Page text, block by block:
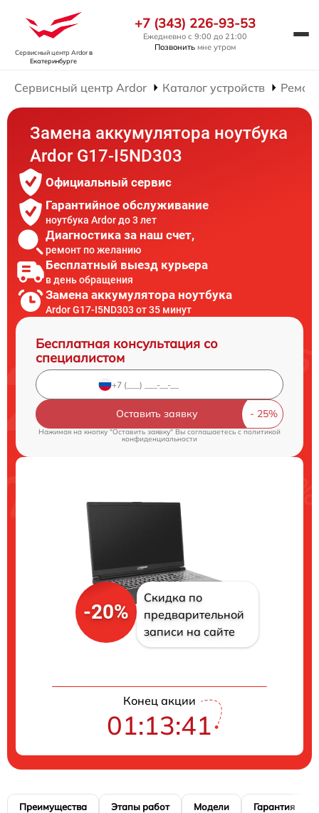
Сервисный центр Ardorв
Екатеринбурге
+7 (343) 226-93-53
Ежедневно с 9:00 до 21:00
Позвонить мне утром
Сервисный центр Ardor Каталог устройств
Замена аккумулятора ноутбука
Ardor G17-I5ND303
Официальный сервис
Гарантийное обслуживание
ноутбука Ardor до 3 лет
Диагностика за наш счет,
ремонт по желанию
Бесплатный выезд курьера
в день обращения
Замена аккумулятора ноутбука
Ardor G17-I5ND303 от 35 минут
Бесплатная консультация со
специалистом
Оставить заявку
Нажимая на кнопку "Оставить заявку" Вы соглашаетесь cполитикой
конфиденциальности
-20%
Скидка по
предварительной
записи на сайте
Конец акции
01:13:40
Преимущества Этапы работ Модели Гарантия